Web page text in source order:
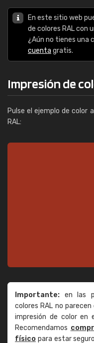
En este sitio web
de colores RAL con
¿Aún no tienes una
cuenta gratis.
Impresión de
Pulse el ejemplo de color
RAL:
Importante: en las
colores RAL no
impresión de color en
Recomendamos
físico para estar